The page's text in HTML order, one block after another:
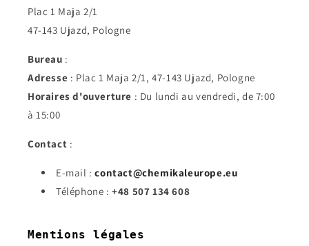
Plac 1 Maja 2/1
47-143 Ujazd, Pologne
Bureau :
Adresse : Plac 1 Maja 2/1, 47-143 Ujazd, Pologne
Horaires d'ouverture : Du lundi au vendredi, de 7:00
à 15:00
Contact :
E-mail :contact@chemikaleurope.eu
Téléphone :+48 507 134 608
Mentions légales